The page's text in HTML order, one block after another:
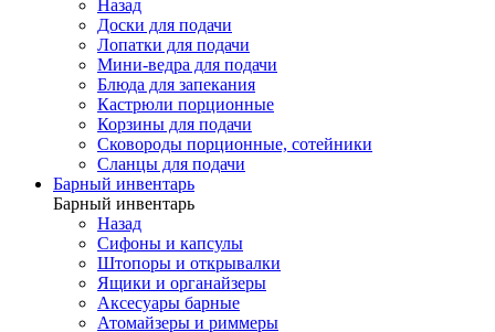
Назад
Доски для подачи
Лопатки для подачи
Мини-ведра для подачи
Блюда для запекания
Кастрюли порционные
Корзины для подачи
Сковороды порционные, сотейники
Сланцы для подачи
Барный инвентарь
Барный инвентарь
Назад
Сифоны и капсулы
Штопоры и открывалки
Ящики и органайзеры
Аксесуары барные
Атомайзеры и риммеры